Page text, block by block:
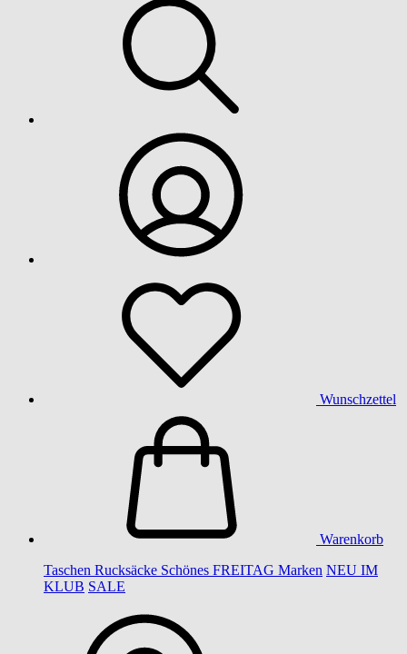
Wunschzettel
Warenkorb
Taschen Rucksäcke Schönes FREITAG Marken NEU IM
KLUB SALE